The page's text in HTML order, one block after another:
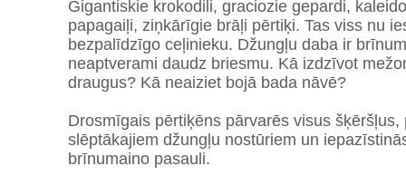
Gigantiskie krokodili, graciozie gepardi,
papagaiļi, ziņkārīgie brāļi pērtiķi. Tas viss nu
bezpalīdzīgo ceļinieku. Džungļu daba ir
neaptverami daudz briesmu. Kā izdzīvot
draugus? Kā neaiziet bojā bada nāvē?
Drosmīgais pērtiķēns pārvarēs visus
slēptākajiem džungļu nostūriem un
brīnumaino pasauli.